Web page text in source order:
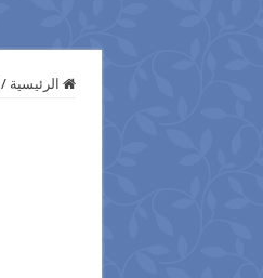
الرئيسية /